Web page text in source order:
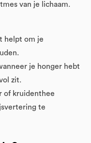
van je lichaam.
helpt om je
je honger hebt
zit.
of kruidenthee
te